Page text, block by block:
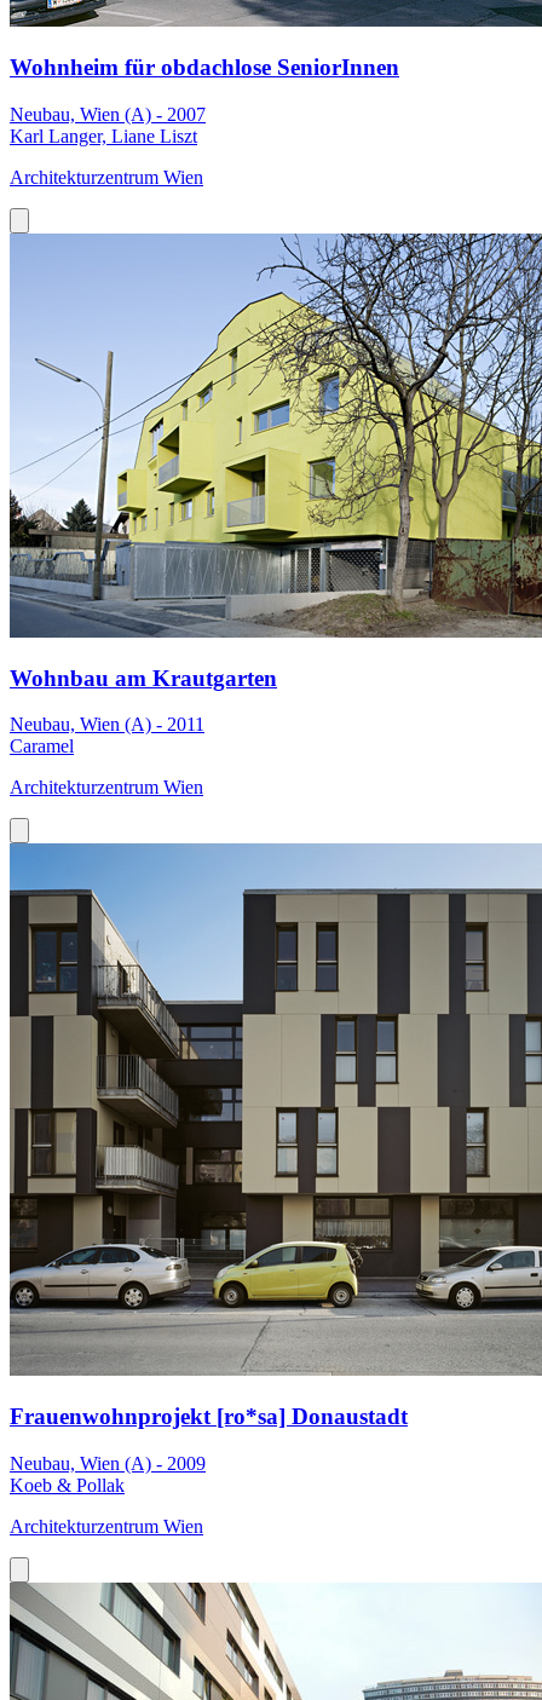
Wohnheim für obdachlose SeniorInnen
Neubau, Wien (A) - 2007
Karl Langer, Liane Liszt
Architekturzentrum Wien
Wohnbau am Krautgarten
Neubau, Wien (A) - 2011
Caramel
Architekturzentrum Wien
Frauenwohnprojekt [ro*sa] Donaustadt
Neubau, Wien (A) - 2009
Koeb & Pollak
Architekturzentrum Wien